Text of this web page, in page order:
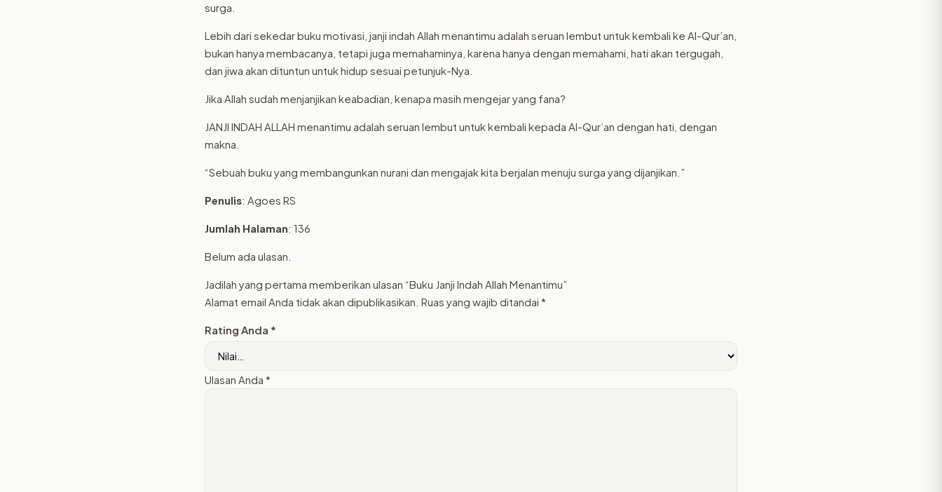
surga.
Lebih dari sekedar buku motivasi, janji indah Allah menantimu adalah seruan lembut untuk kembali ke Al-Qur’an,
bukan hanya membacanya, tetapi juga memahaminya, karena hanya dengan memahami, hati akan tergugah,
dan jiwa akan dituntun untuk hidup sesuai petunjuk-Nya.
Jika Allah sudah menjanjikan keabadian, kenapa masih mengejar yang fana?
JANJI INDAH ALLAH menantimu adalah seruan lembut untuk kembali kepada Al-Qur’an dengan hati, dengan
makna.
“Sebuah buku yang membangunkan nurani dan mengajak kita berjalan menuju surga yang dijanjikan.”
Penulis: Agoes RS
Jumlah Halaman: 136
Belum ada ulasan.
Jadilah yang pertama memberikan ulasan “Buku Janji Indah Allah Menantimu”
Alamat email Anda tidak akan dipublikasikan. Ruas yang wajib ditandai *
Rating Anda *
Ulasan Anda *